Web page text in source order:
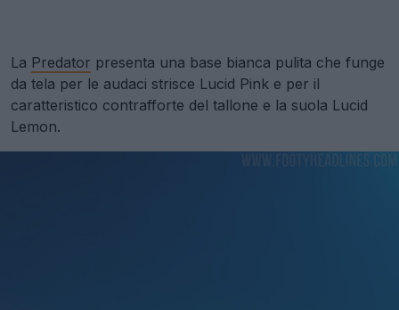
La Predator presenta una base bianca pulita che funge
da tela per le audaci strisce Lucid Pink e per il
caratteristico contrafforte del tallone e la suola Lucid
Lemon.